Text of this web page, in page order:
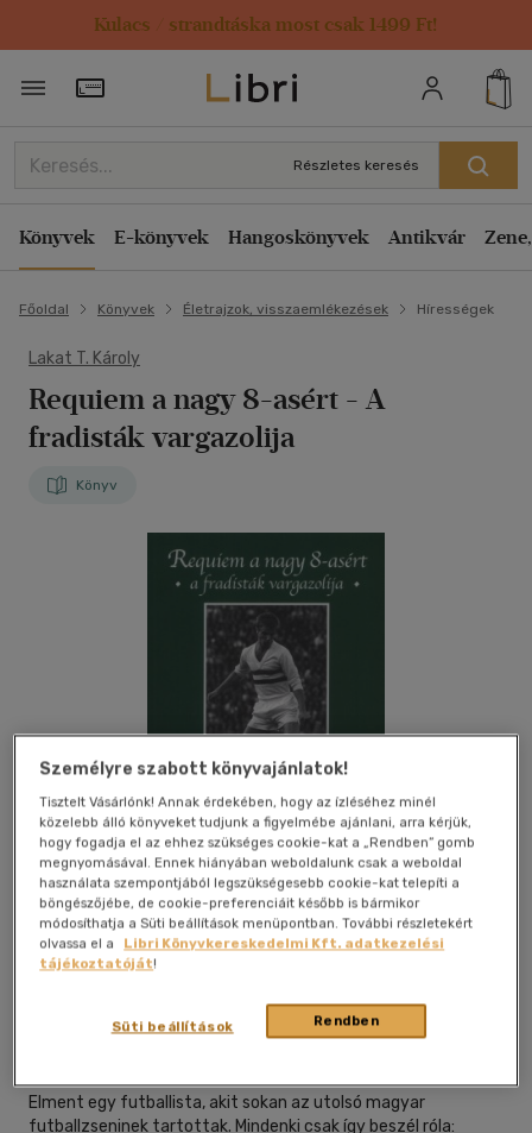
Kulacs / strandtáska most csak 1499 Ft!
Törzsvásárlói Kártya adatai
Részletes keresés
Könyvek E-könyvek Hangoskönyvek Antikvár
Főoldal Könyvek Életrajzok, visszaemlékezések Hírességek
Lakat T. Károly
Requiem a nagy 8-asért - A
fradisták vargazolija
Könyv
Kívánságlistához adom Megosztom
Kossuth Kiadó Zrt|2010| magyar nyelvű|puhatáblás,
Elment egy futballista, akit sokan az utolsó magyar
futballzseninek tartottak. Mindenki csak így beszél róla:
Személyre szabott könyvajánlatok!
Tisztelt Vásárlónk! Annak érdekében, hogy az ízléséhez minél
közelebb álló könyveket tudjunk a figyelmébe ajánlani, arra kérjük,
hogy fogadja el az ehhez szükséges cookie-kat a „Rendben” gomb
megnyomásával. Ennek hiányában weboldalunk csak a weboldal
használata szempontjából legszükségesebb cookie-kat telepíti a
böngészőjébe, de cookie-preferenciáit később is bármikor
módosíthatja a Süti beállítások menüpontban. További részletekért
olvassa el a
Libri Könyvkereskedelmi Kft. adatkezelési
tájékoztatóját!
Rendben
Süti beállítások